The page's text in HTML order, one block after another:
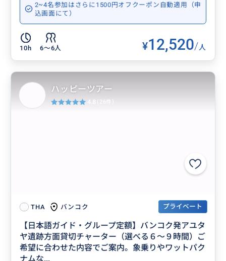
2~4名参加はさらに1500円オフクーポン自動適用（申
込画面にて）
10h 6〜6人 ¥12,520/人
THA バンコク プライベート
【日本語ガイド・グループ定額】バンコク発アユタ
ヤ遺跡方面貸切チャーター（選べる６～９時間）ご
希望に合わせた内容でご案内。象乗りやワットパク
ナムな...
ハッピーツアー
4.8 (26件)